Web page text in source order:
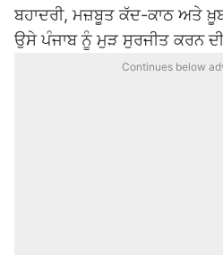
ਬਹਾਦਰੀ, ਮਜ਼ਬੂਤ ਕੱਦ-ਕਾਠ ਅਤੇ
ਉਸੇ ਪੰਜਾਬ ਨੂੰ ਮੁੜ ਸੁਰਜੀਤ ਕਰਨ
Continues below